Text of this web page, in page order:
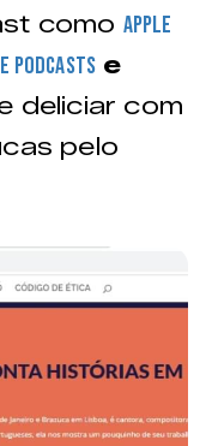
como Apple
Podcasts e
deliciar com
pelo